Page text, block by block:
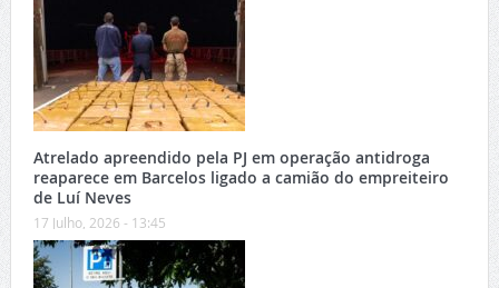
Atrelado apreendido pela PJ em operação antidroga
reaparece em Barcelos ligado a camião do empreiteiro
de Luí Neves
17 Julho, 2026 - 13:45